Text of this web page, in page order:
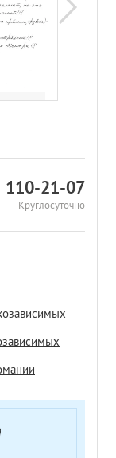
110-21-07
Круглосуточно